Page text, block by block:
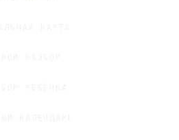
КАРТА
РАЗБОР
РЕБЁНКА
КАЛЕНДАРЬ